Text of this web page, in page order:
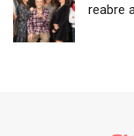
reabre